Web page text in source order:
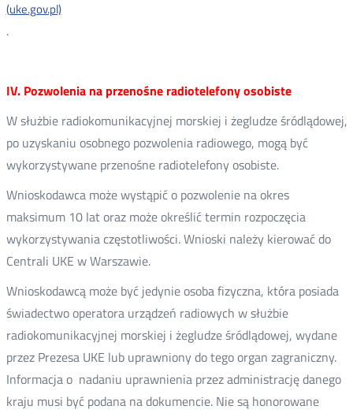
(uke.gov.pl)
.
IV. Pozwolenia na przenośne radiotelefony osobiste
W służbie radiokomunikacyjnej morskiej i żegludze śródlądowej,
po uzyskaniu osobnego pozwolenia radiowego, mogą być
wykorzystywane przenośne radiotelefony osobiste.
Wnioskodawca może wystąpić o pozwolenie na okres
maksimum 10 lat oraz może określić termin rozpoczęcia
wykorzystywania częstotliwości. Wnioski należy kierować do
Centrali UKE w Warszawie.
Wnioskodawcą może być jedynie osoba fizyczna, która posiada
świadectwo operatora urządzeń radiowych w służbie
radiokomunikacyjnej morskiej i żegludze śródlądowej, wydane
przez Prezesa UKE lub uprawniony do tego organ zagraniczny.
Informacja o nadaniu uprawnienia przez administrację danego
kraju musi być podana na dokumencie. Nie są honorowane